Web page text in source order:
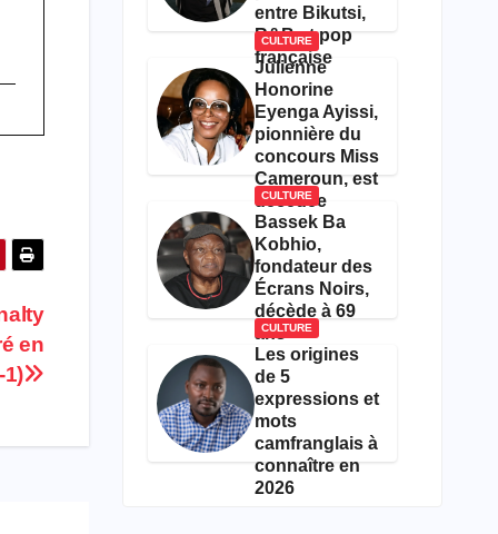
en
1)
entre Bikutsi,
R&B et pop
française
CULTURE
Julienne
Honorine
Eyenga Ayissi,
pionnière du
concours Miss
Cameroun, est
décédée
CULTURE
Bassek Ba
Kobhio,
fondateur des
Écrans Noirs,
décède à 69
ans
CULTURE
Les origines
de 5
expressions et
mots
camfranglais à
connaître en
2026